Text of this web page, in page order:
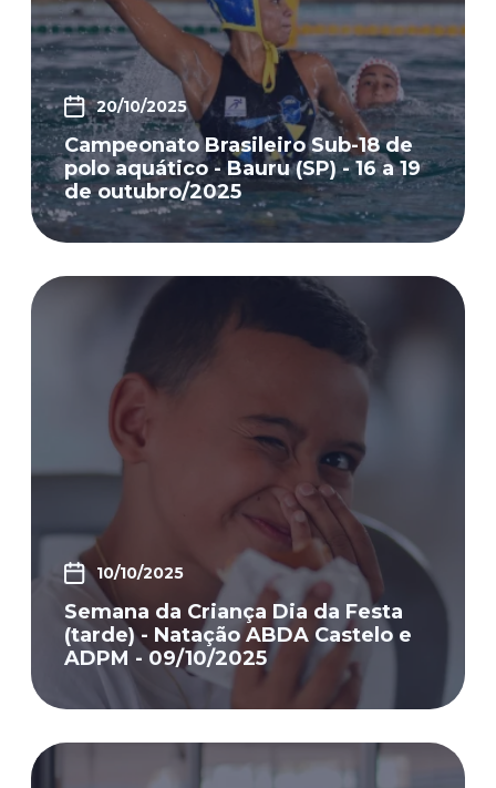
20/10/2025
Campeonato Brasileiro Sub-18 de
polo aquático - Bauru (SP) - 16 a 19
de outubro/2025
10/10/2025
Semana da Criança Dia da Festa
(tarde) - Natação ABDA Castelo e
ADPM - 09/10/2025